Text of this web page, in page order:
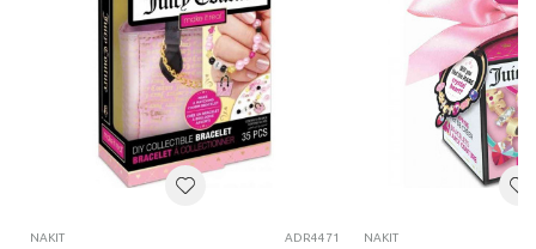
NAKIT ADR4471 NAKIT